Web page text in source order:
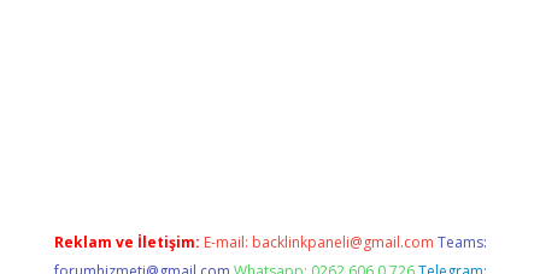
Reklam ve İletişim: E-mail: backlinkpaneli@gmail.com Teams: